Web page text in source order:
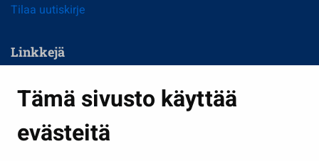
Tämä sivusto käyttää
evästeitä
Tilaa uutiskirje
Linkkejä
Kasvatus ja opetus
Kulttuuri ja liikunta